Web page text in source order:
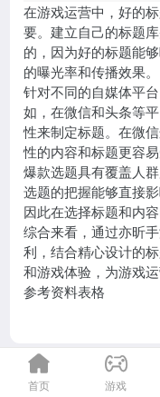
首页 游戏
在游戏运营中，好的
要。建立自己的标题
的，因为好的标题能
的曝光率和传播效果。
针对不同的自媒体平
如，在微信和头条等
性来制定标题。在微
性的内容和标题更容易
爆款选题具有覆盖人
选题的把握能够直接
因此在选择标题和内
综合来看，通过亦昕
利，结合精心设计的
和游戏体验，为游戏
参考资料表格